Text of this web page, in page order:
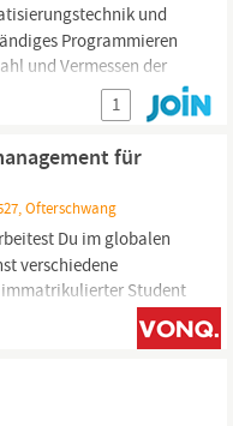
und
Programmieren
und Vermessen der
und Pflege der
langjähriger Erfahrung
Maschinen,
1
für
Ofterschwang
Du im globalen
verschiedene
immatrikulierter Student
oder vergleichbar.